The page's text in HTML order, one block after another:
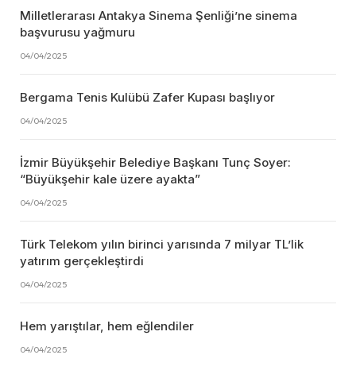
Milletlerarası Antakya Sinema Şenliği’ne sinema
başvurusu yağmuru
04/04/2025
Bergama Tenis Kulübü Zafer Kupası başlıyor
04/04/2025
İzmir Büyükşehir Belediye Başkanı Tunç Soyer:
“Büyükşehir kale üzere ayakta”
04/04/2025
Türk Telekom yılın birinci yarısında 7 milyar TL’lik
yatırım gerçekleştirdi
04/04/2025
Hem yarıştılar, hem eğlendiler
04/04/2025